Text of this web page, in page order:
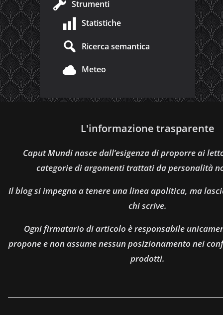
Strumenti
Statistiche
Ricerca semantica
Meteo
L'informazione trasparente
Caput Mundi nasce dall’esigenza di proporre ai
categorie di argomenti trattati da personalità
Il blog si impegna a tenere una linea apolitica, ma
chi scrive.
Ogni firmatario di articolo è responsabile
propone e non assume nessun posizionamento nei
prodotti.